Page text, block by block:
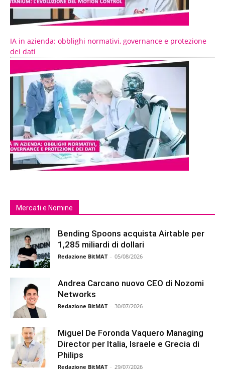
IA in azienda: obblighi normativi, governance e protezione
dei dati
Mercati e Nomine
Bending Spoons acquista Airtable per
1,285 miliardi di dollari
Redazione BitMAT - 05/08/2026
Andrea Carcano nuovo CEO di Nozomi
Networks
Redazione BitMAT - 30/07/2026
Miguel De Foronda Vaquero Managing
Director per Italia, Israele e Grecia di
Philips
Redazione BitMAT - 29/07/2026